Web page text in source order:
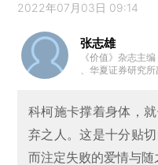
2022年07月03日 09:14
张志雄
《价值》杂志主
、华夏证券研究
科柯施卡撑着身体，
弃之人。这是十分贴
而注定失败的爱情与